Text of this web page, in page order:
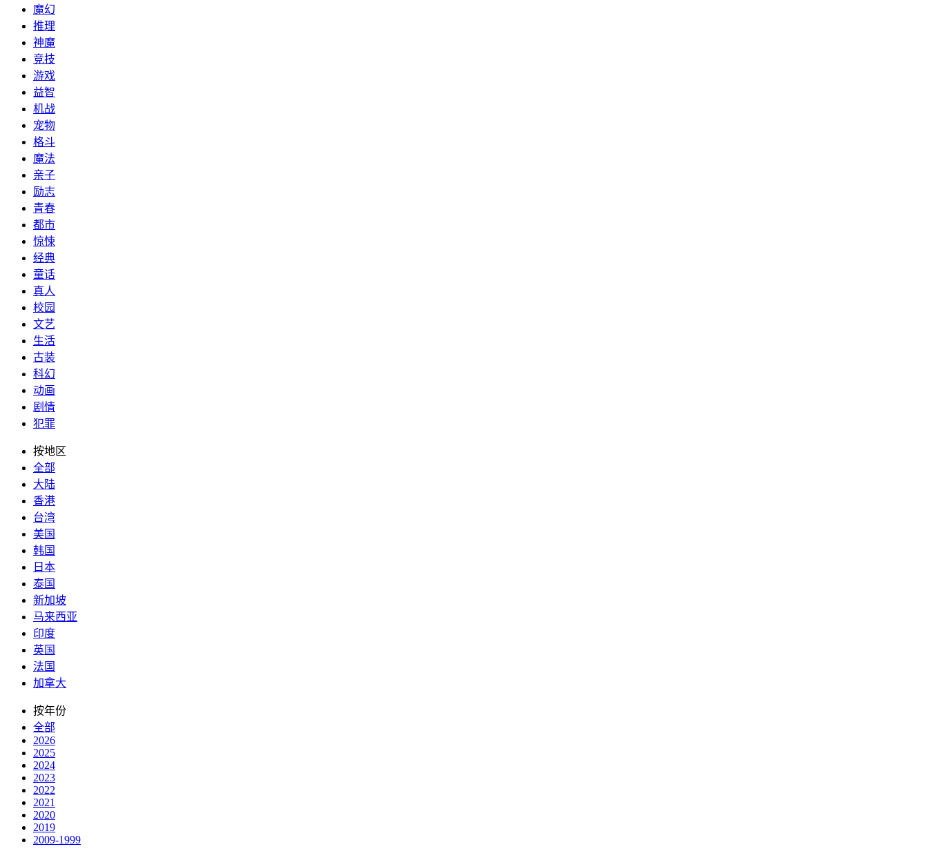
魔幻
推理
神魔
竞技
游戏
益智
机战
宠物
格斗
魔法
亲子
励志
青春
都市
惊悚
经典
童话
真人
校园
文艺
生活
古装
科幻
动画
剧情
犯罪
按地区
全部
大陆
香港
台湾
美国
韩国
日本
泰国
新加坡
马来西亚
印度
英国
法国
加拿大
按年份
全部
2026
2025
2024
2023
2022
2021
2020
2019
2009-1999